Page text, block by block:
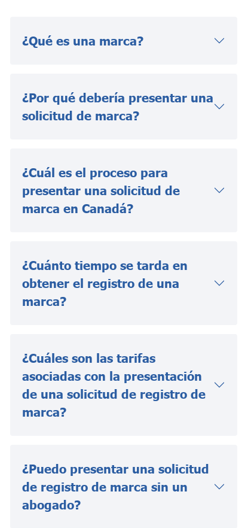
¿Qué es una marca?
¿Por qué debería presentar una
solicitud de marca?
¿Cuál es el proceso para
presentar una solicitud de
marca en Canadá?
¿Cuánto tiempo se tarda en
obtener el registro de una
marca?
¿Cuáles son las tarifas
asociadas con la presentación
de una solicitud de registro de
marca?
¿Puedo presentar una solicitud
de registro de marca sin un
abogado?